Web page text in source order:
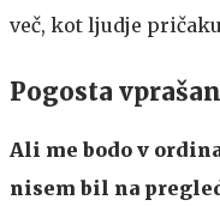
več, kot ljudje
Pogosta
Ali me bodo v
nisem bil na